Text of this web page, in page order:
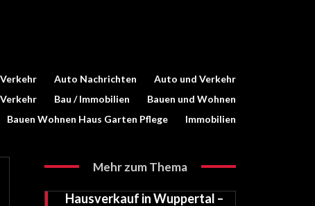
Auto Nachrichten
Auto und Verkehr
Bau / Immobilien
Bauen und Wohnen
Bauen Wohnen Haus Garten Pflege
Immobilien
Mehr zum Thema
Hausverkauf in Wuppertal –